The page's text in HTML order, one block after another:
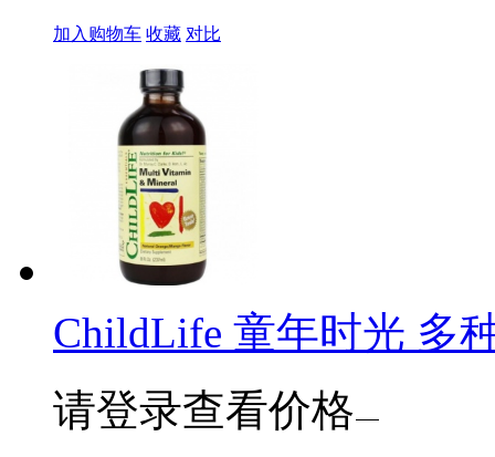
加入购物车 收藏 对比
ChildLife 童年时光 多
请登录查看价格